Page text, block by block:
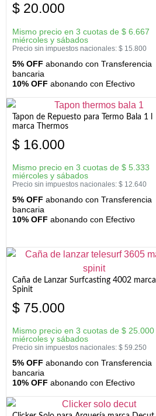
$ 20.000
Mismo precio en 3 cuotas de $ 6.667
miércoles y sábados
Precio sin impuestos nacionales: $ 15.800
5% OFF abonando con Transferencia
bancaria
10% OFF abonando con Efectivo
Tapon de Repuesto para Termo Bala 1 l
marca Thermos
$ 16.000
Mismo precio en 3 cuotas de $ 5.333
miércoles y sábados
Precio sin impuestos nacionales: $ 12.640
5% OFF abonando con Transferencia
bancaria
10% OFF abonando con Efectivo
Caña de Lanzar Surfcasting 4002 marca
Spinit
$ 75.000
Mismo precio en 3 cuotas de $ 25.000
miércoles y sábados
Precio sin impuestos nacionales: $ 59.250
5% OFF abonando con Transferencia
bancaria
10% OFF abonando con Efectivo